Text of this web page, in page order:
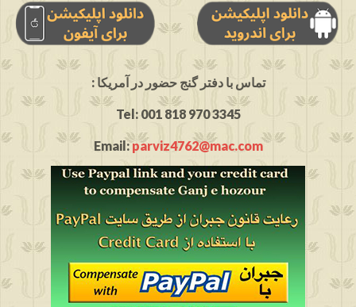
: تماس با دفتر گنج حضور در آمریکا
Tel: 001 818 970 3345
Email:parviz4762@mac.com